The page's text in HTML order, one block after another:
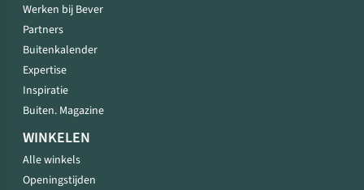
Werken bij Bever
Partners
Buitenkalender
Expertise
Inspiratie
Buiten. Magazine
WINKELEN
Alle winkels
Openingstijden